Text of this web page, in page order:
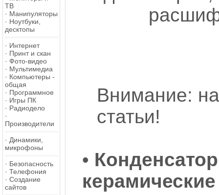
ТВ
· Манипуляторы
· Ноутбуки,
десктопы
· Интернет
· Принт и скан
· Фото-видео
· Мультимедиа
· Компьютеры -
общая
· Программное
· Игры ПК
· Радиодело
·
Производители
· Динамики,
микрофоны
· Безопасность
· Телефония
· Создание
сайтов
Внимание:
статьи!
•
керамические